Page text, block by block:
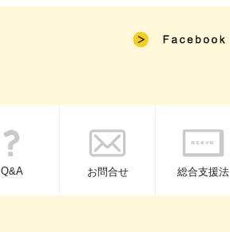
Q&A お問合せ 総合支援法